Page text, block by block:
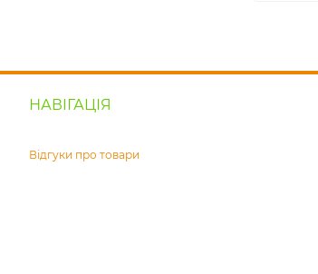
НАВІГАЦІЯ
Відгуки про товари